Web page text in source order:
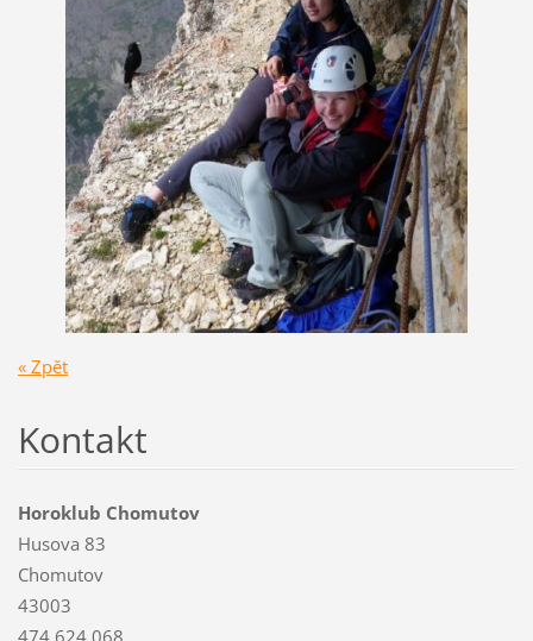
« Zpět
Kontakt
Horoklub Chomutov
Husova 83
Chomutov
43003
474 624 068